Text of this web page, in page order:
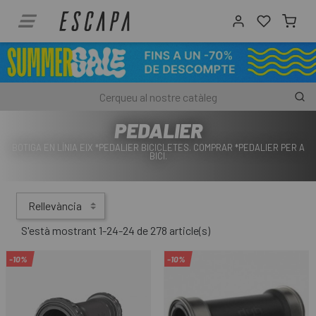
PEDALIER
BOTIGA EN LÍNIA EIX *PEDALIER BICICLETES. COMPRAR *PEDALIER PER A
BICI.
Rellevància
S'està mostrant 1-24-24 de 278 article(s)
-10% -10%